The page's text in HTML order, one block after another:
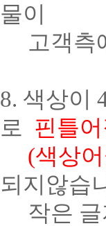
물이
고객측
8. 색상이
로 핀틀
(색상어
되지않습
작은 글